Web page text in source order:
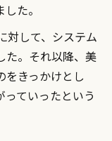
た。
対して、システム
た。それ以降、美
をきっかけとし
ていったという